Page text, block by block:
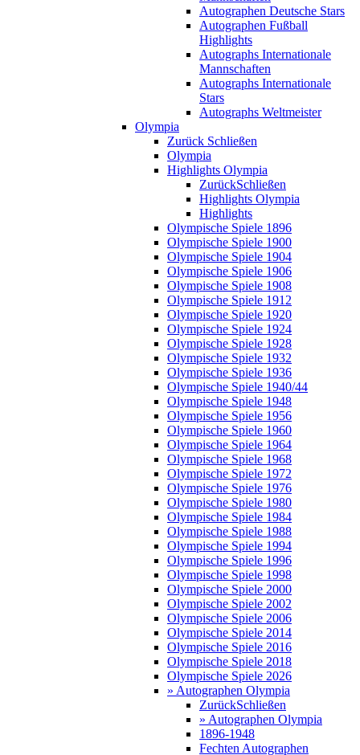
Autographen Deutsche Stars
Autographen Fußball
Highlights
Autographs Internationale
Mannschaften
Autographs Internationale
Stars
Autographs Weltmeister
Olympia
Zurück Schließen
Olympia
Highlights Olympia
ZurückSchließen
Highlights Olympia
Highlights
Olympische Spiele 1896
Olympische Spiele 1900
Olympische Spiele 1904
Olympische Spiele 1906
Olympische Spiele 1908
Olympische Spiele 1912
Olympische Spiele 1920
Olympische Spiele 1924
Olympische Spiele 1928
Olympische Spiele 1932
Olympische Spiele 1936
Olympische Spiele 1940/44
Olympische Spiele 1948
Olympische Spiele 1956
Olympische Spiele 1960
Olympische Spiele 1964
Olympische Spiele 1968
Olympische Spiele 1972
Olympische Spiele 1976
Olympische Spiele 1980
Olympische Spiele 1984
Olympische Spiele 1988
Olympische Spiele 1994
Olympische Spiele 1996
Olympische Spiele 1998
Olympische Spiele 2000
Olympische Spiele 2002
Olympische Spiele 2006
Olympische Spiele 2014
Olympische Spiele 2016
Olympische Spiele 2018
Olympische Spiele 2026
» Autographen Olympia
ZurückSchließen
» Autographen Olympia
1896-1948
Fechten Autographen